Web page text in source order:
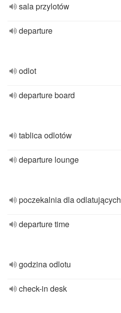
sala przylotów
departure
odlot
departure board
tablica odlotów
departure lounge
poczekalnia dla odlatujących
departure time
godzina odlotu
check-in desk